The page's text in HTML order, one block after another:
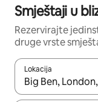
Smještaji u
Rezervirajte
druge vrste
Lokacija
Kada budu